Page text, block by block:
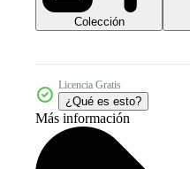
Colección
Licencia Gratis
¿Qué es esto?
Más información